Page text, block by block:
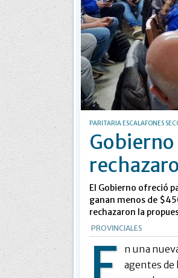
PARITARIA ESCALAFONES
El Gobierno ofreció
ganan menos de
rechazaron la
PROVINCIALES
n una
agentes de